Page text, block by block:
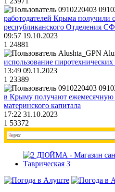
работодателей Крыма получили
республиканского Отделения
09:57 19.10.2023
1 24881
использование пиротехнических
13:49 09.11.2023
1 23389
в Крыму получают ежемесячную
материнского капитала
17:22 31.10.2023
1 53372